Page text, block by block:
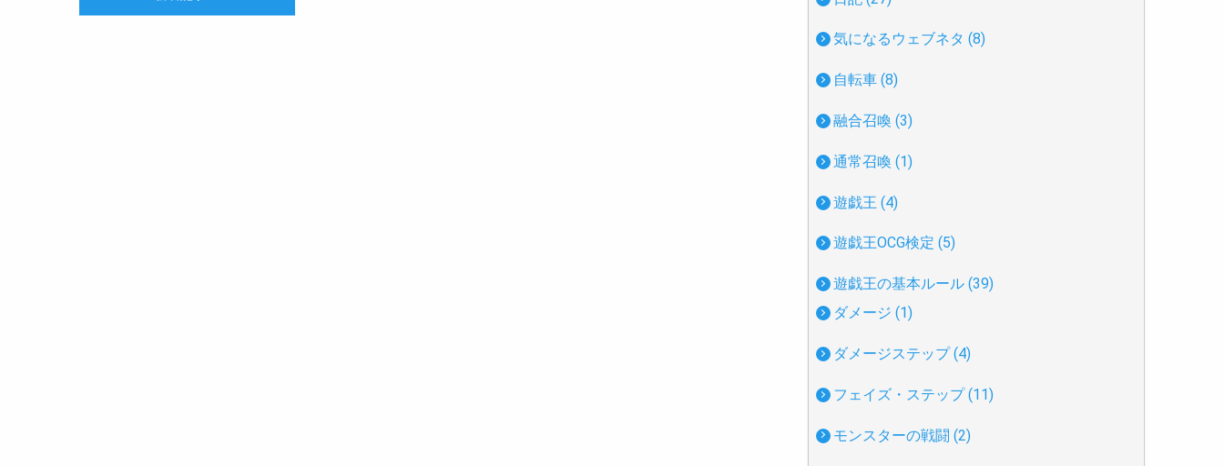
気になるウェブネタ (8)
自転車 (8)
融合召喚 (3)
通常召喚 (1)
遊戯王 (4)
遊戯王OCG検定 (5)
遊戯王の基本ルール (39)
ダメージ (1)
ダメージステップ (4)
フェイズ・ステップ (11)
モンスターの戦闘 (2)